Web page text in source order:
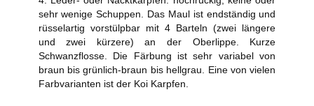
sehr wenige Schuppen. Das Maul ist endständig und
rüsselartig vorstülpbar mit 4 Barteln (zwei längere
und zwei kürzere) an der Oberlippe. Kurze
Schwanzflosse. Die Färbung ist sehr variabel von
braun bis grünlich-braun bis hellgrau. Eine von vielen
Farbvarianten ist der Koi Karpfen.